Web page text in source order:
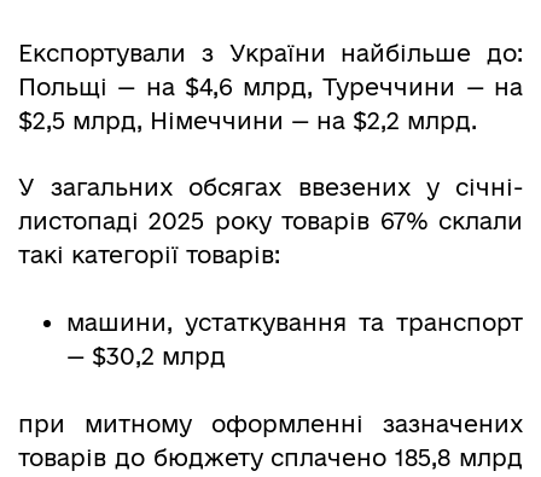
Експортували з України найбільше до:
Польщі — на $4,6 млрд, Туреччини — на
$2,5 млрд, Німеччини — на $2,2 млрд.
У загальних обсягах ввезених у січні-
листопаді 2025 року товарів 67% склали
такі категорії товарів:
машини, устаткування та транспорт
— $30,2 млрд
при митному оформленні зазначених
товарів до бюджету сплачено 185,8 млрд